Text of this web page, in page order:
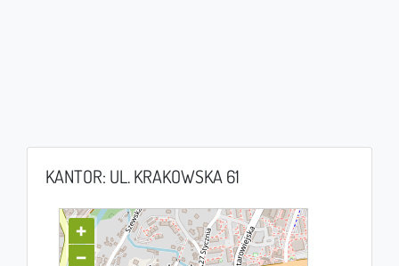
KANTOR: UL. KRAKOWSKA 61
+
−